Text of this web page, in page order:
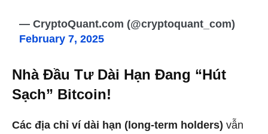
— CryptoQuant.com (@cryptoquant_com)
February 7, 2025
Nhà Đầu Tư Dài Hạn Đang “Hút
Sạch” Bitcoin!
Các địa chỉ ví dài hạn (long-term holders) vẫn